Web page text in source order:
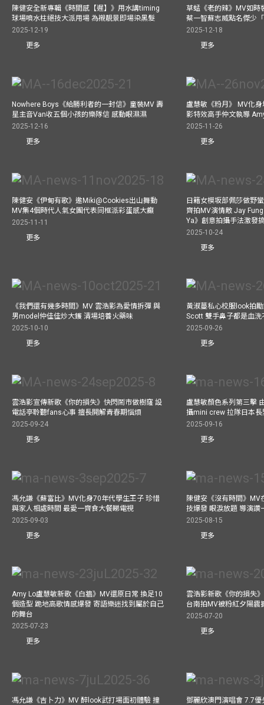
陳健安全新專輯《時間感【遲】》用水講timing
球場噴水柱絕技大派用場 為襯靚景即場染黑髮
2025-12-19
更多
草蜢《老的辣》MV如時
蔡一智蘇志威點名傑少
2025-12-18
更多
Nowhere Boys《給勝利者的一封信》童裝MV 壽
星主音Van收五個小孩的樂隊信 感動眼濕濕
2025-12-16
更多
盧慧敏《粉月》 MV化
影特效高手仲文執導
2025-11-26
更多
陳健安《伊甸有歌》邀Miki@Cookies出山舞動
MV集4個時代人氣女團代表同框派彩蛋感大癲
2025-11-11
更多
日籍女模坂部佩莎做野
齊拍MV演情敵 Jay
Ya》創意拍攝手法激發
2025-10-24
更多
《我們還有幾多時間》MV 雲浩影為愛情拆彈 與
男model仲佳佳炒大鑊 清場培養火藥味
2025-10-10
更多
黃淑蔓私心校服look拍
Scott 雙手鼻子都是血洗
2025-09-26
更多
雲浩影宣傳新歌《你的損失》快閃鬧市做樹窿 設
電話亭聆聽fans心事 擅長開解青春期惱煩
2025-09-24
更多
盧慧敏顏色系列第三擊
攝mini crew 拉隊日本長
2025-09-16
更多
馮允謙《蘇富比》MV化身70年代學生王子 珍惜
與家人相處時間 最愛一齊食大餐睇電視
2025-09-03
更多
陳健安《沒有時間》MV
技爆發 眼淚放題 導演
2025-08-15
更多
Amy Lo盧慧敏新歌《白牆》MV還原日常 換足10
個造型 跪地高歌情感爆發 寄語樂迷找到屬於自己
的舞台
2025-07-23
更多
雲浩影新歌《你的損失
台南拍MV被粉紅夕陽震
2025-07-20
更多
馮允謙《吉卜力》MV 醉look武打場面初體驗 撞
鄧麗欣澳門演唱會 7.7